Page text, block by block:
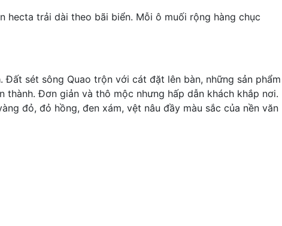
hecta trải dài theo bãi biển. Mỗi ô muối rộng hàng chục
sét sông Quao trộn với cát đặt lên bàn, những sản phẩm
Đơn giản và thô mộc nhưng hấp dẫn khách khắp nơi.
đỏ, đỏ hồng, đen xám, vệt nâu đầy màu sắc của nền văn